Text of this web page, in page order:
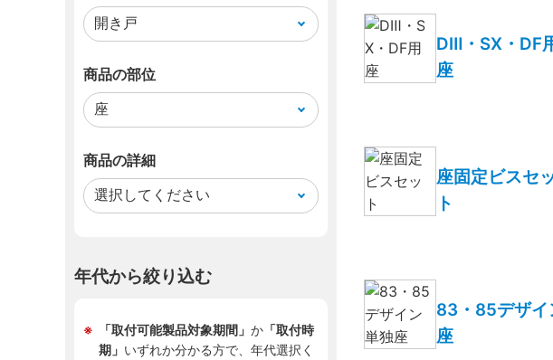
DⅢ・SX・DF
座
座固定ビスセ
ト
83・85デザイ
座
商品の部位
商品の詳細
年代から絞り込む
「取付可能製品対象期間」 か「取付時
期」 いずれか分かる方で、年代選択く